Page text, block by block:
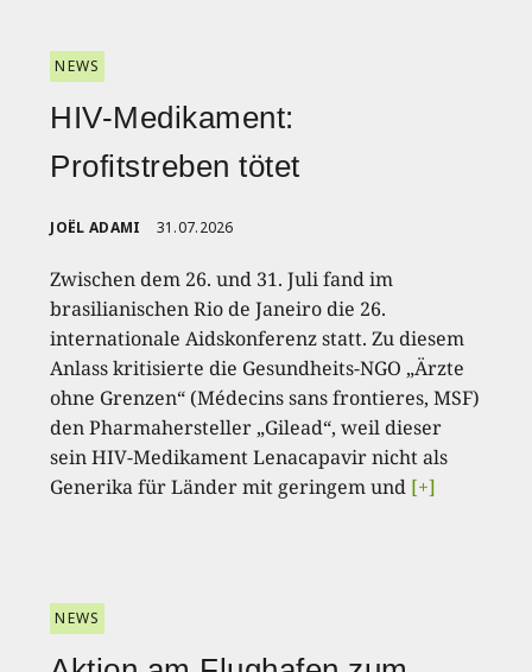
NEWS
HIV-Medikament:
Profitstreben tötet
JOËL ADAMI 31.07.2026
Zwischen dem 26. und 31. Juli fand im
brasilianischen Rio de Janeiro die 26.
internationale Aidskonferenz statt. Zu diesem
Anlass kritisierte die Gesundheits-NGO „Ärzte
ohne Grenzen“ (Médecins sans frontieres, MSF)
den Pharmahersteller „Gilead“, weil dieser
sein HIV-Medikament Lenacapavir nicht als
Generika für Länder mit geringem und [+]
NEWS